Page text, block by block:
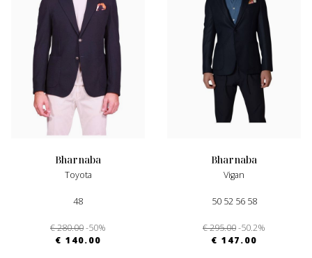
bharnaba
Toyota
48
€ 280.00-50%
€ 140.00
bharnaba
Vigan
50 52 56 58
€ 295.00-50.2%
€ 147.00